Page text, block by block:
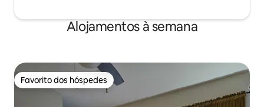
Alojamentos à semana
Favorito dos hóspedes
Favorito dos hóspedes